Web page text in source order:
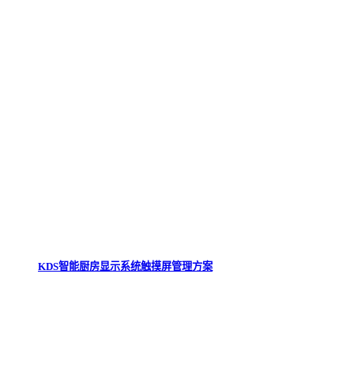
KDS智能厨房显示系统触摸屏管理方案